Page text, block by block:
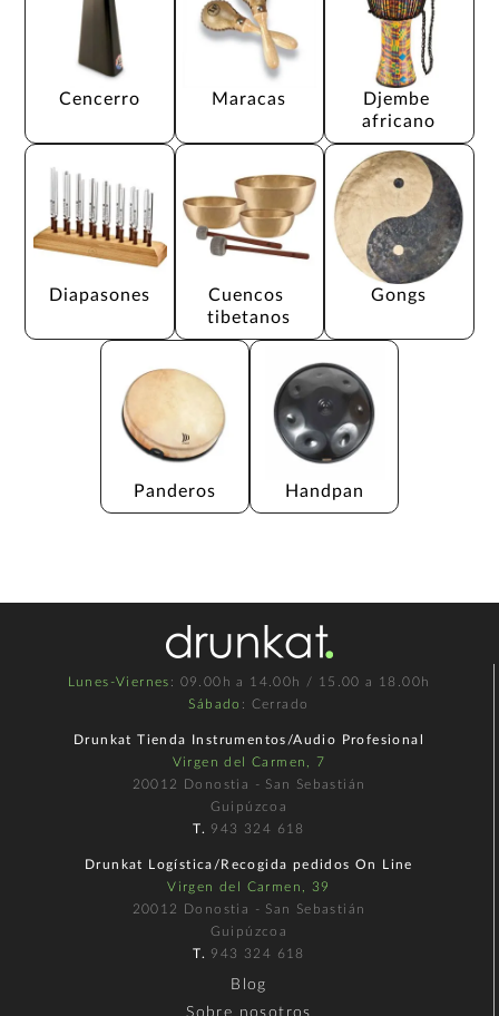
Cencerro Maracas
Djembe
africano
Diapasones
Cuencos
tibetanos
Gongs
Panderos Handpan
Lunes-Viernes : 09.00h a 14.00h / 15.00 a 18.00h
Sábado : Cerrado
Drunkat Tienda Instrumentos/Audio Profesional
Virgen del Carmen, 7
20012 Donostia - San Sebastián
Guipúzcoa
T. 943 324 618
Drunkat Logística/Recogida pedidos On Line
Virgen del Carmen, 39
20012 Donostia - San Sebastián
Guipúzcoa
T. 943 324 618
Blog